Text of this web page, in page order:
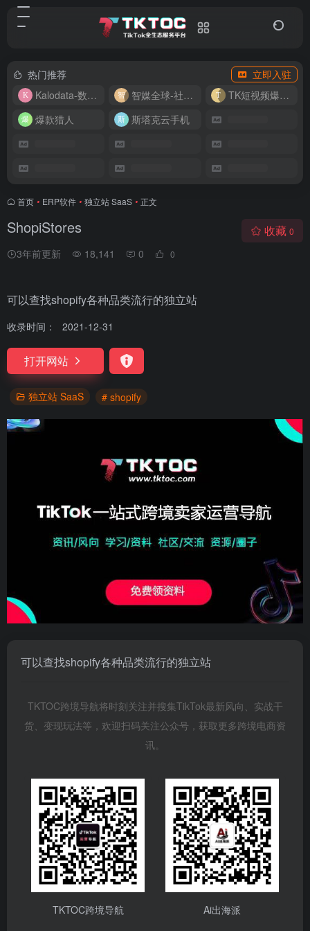
热门推荐
立即入驻
Kalodata-数据分析平台
智媒全球-社媒管理平台
TK短视频爆款复刻
爆款猎人
斯塔克云手机
首页 • ERP软件 • 独立站 SaaS • 正文
ShopiStores
3年前更新 18,141 0 0
收藏 0
可以查找shopify各种品类流行的独立站
收录时间： 2021-12-31
打开网站
独立站 SaaS # shopify
可以查找shopify各种品类流行的独立站
TKTOC跨境导航将时刻关注并搜集TikTok最新风向、实战干
货、变现玩法等，欢迎扫码关注公众号，获取更多跨境电商资
讯。
TKTOC跨境导航 Ai出海派